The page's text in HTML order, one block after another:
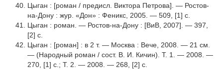
Цыган : [роман / предисл. Виктора Петрова]. — Ростов-
на-Дону : жур. «Дон» : Феникс, 2005. — 509, [1] с.
Цыган : роман. — Ростов-на-Дону : [ВиВ, 2007]. — 397,
[2] с.
Цыган : [роман] : в 2 т. — Москва : Вече, 2008. — 21 см.
— (Народный роман / сост. В. И. Кичин). Т. 1. — 2008. —
270, [1] с.; Т. 2. — 2008. — 268, [2] c.